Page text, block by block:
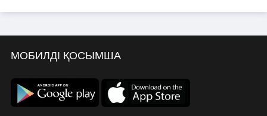
МОБИЛДІ ҚОСЫМША